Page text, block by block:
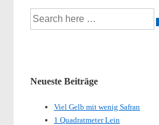
Suche
nach:
Neueste Beiträge
Viel Gelb mit wenig Safran
1 Quadratmeter Lein